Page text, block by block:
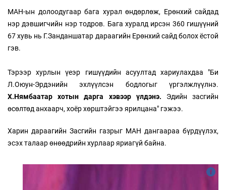
МАН-ын долоодугаар бага хурал өндөрлөж, Ерөнхий сайдад
нэр дэвшигчийн нэр тодров. Бага хуралд ирсэн 360 гишүүний
67 хувь нь Г.Занданшатар дараагийн Ерөнхий сайд болох ёстой
гэв.
Тэрээр хурлын үеэр гишүүдийн асуултад хариулахдаа "Би
Л.Оюун-Эрдэнийн эхлүүлсэн бодлогыг үргэлжлүүлнэ.
Х.Нямбаатар хотын дарга хэвээр үлдэнэ. Эдийн засгийн
өсөлтөд анхаарч, хоёр хөрштэйгээ ярилцана" гэжээ.
Харин дараагийн Засгийн газрыг МАН дангаараа бүрдүүлэх,
эсэх талаар өнөөдрийн хурлаар яриагүй байна.